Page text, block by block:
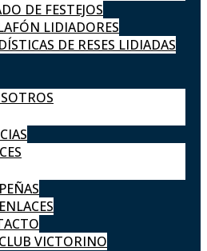
DE FESTEJOS
LIDIADORES
DE RESES LIDIADAS
PEÑAS
ENLACES
VICTORINO